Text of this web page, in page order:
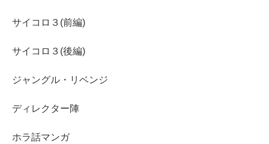
サイコロ３(前編)
サイコロ３(後編)
ジャングル・リベンジ
ディレクター陣
ホラ話マンガ